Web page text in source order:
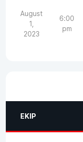
August
1,
2023
6:00
pm
EKIP